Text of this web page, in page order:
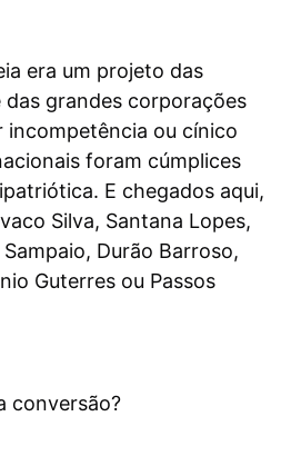
era um projeto das
grandes corporações
incompetência ou cínico
foram cúmplices
E chegados aqui,
Silva, Santana Lopes,
Durão Barroso,
Guterres ou Passos
conversão?